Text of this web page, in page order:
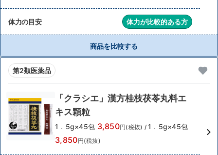
体力の目安 体力が比較的ある方
商品を比較する
第2類医薬品
「クラシエ」漢方桂枝茯苓丸料エ
キス顆粒
1．5g×45包 3,850円(税抜) / 1．5g×45包
3,850円(税抜)